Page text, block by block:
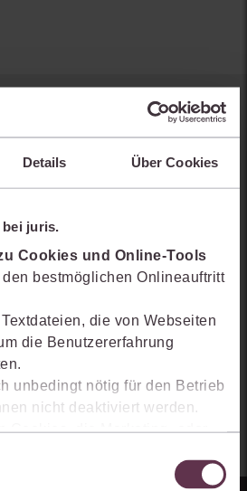
Details Über Cookies
juris.
Cookies und Online-Tools
bestmöglichen Onlineauftritt
die von Webseiten
die Benutzererfahrung
unbedingt nötig für den Betrieb
nicht deaktiviert werden.
Cookies, die Marketing- oder
können Sie zustimmen,
noch nicht?
wie juris das Rechts- und
effizienter werden.